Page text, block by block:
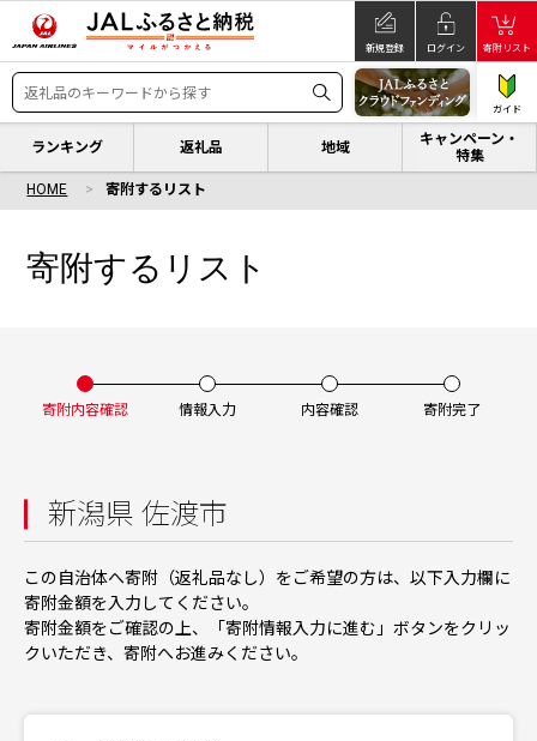
新規登録 ログイン 寄附リスト
ガイド
ランキング 返礼品 地域
キャンペーン・
特集
HOME 寄附するリスト
寄附するリスト
寄附内容確認 情報入力 内容確認 寄附完了
新潟県 佐渡市
この自治体へ寄附（返礼品なし）をご希望の方は、以下入力欄に
寄附金額を入力してください。
寄附金額をご確認の上、「寄附情報入力に進む」ボタンをクリッ
クいただき、寄附へお進みください。